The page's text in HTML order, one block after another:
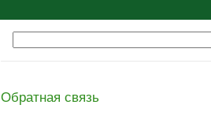
Обратная связь